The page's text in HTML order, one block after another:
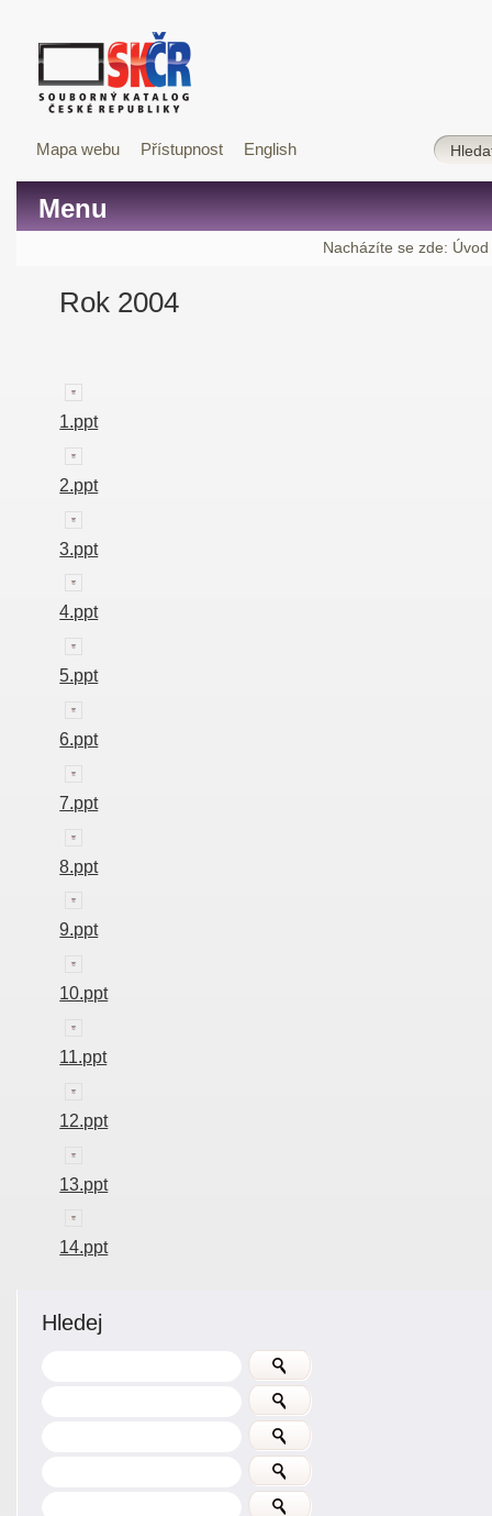
Mapa webu Přístupnost English
Menu
Nacházíte se zde: Úvod
Rok 2004
1.ppt
2.ppt
3.ppt
4.ppt
5.ppt
6.ppt
7.ppt
8.ppt
9.ppt
10.ppt
11.ppt
12.ppt
13.ppt
14.ppt
Hledej